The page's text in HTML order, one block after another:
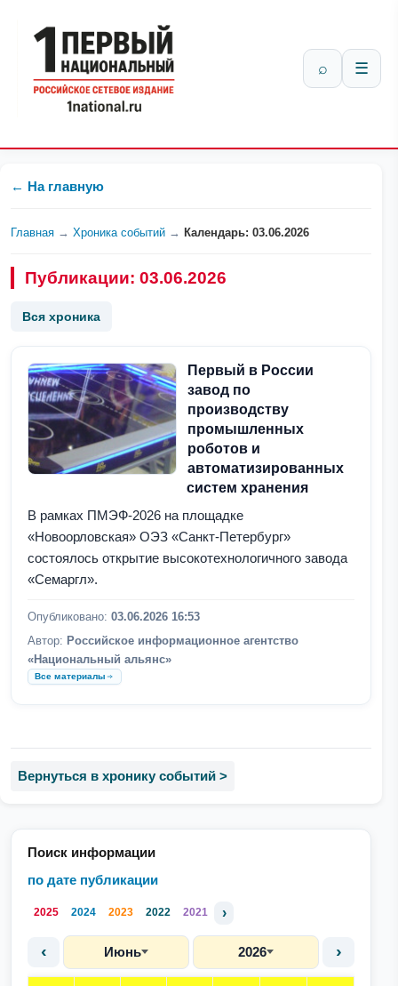
⌕ ☰
Поиск информации
по дате публикации
2025 2024 2023 2022 2021 ›
‹ Июнь 2026 ›
← На главную
Главная → Хроника событий → Календарь: 03.06.2026
Публикации: 03.06.2026
Вся хроника
Первый в России
завод по
производству
промышленных
роботов и
автоматизированных
систем хранения
В рамках ПМЭФ-2026 на площадке
«Новоорловская» ОЭЗ «Санкт-Петербург»
состоялось открытие высокотехнологичного завода
«Семаргл».
Опубликовано: 03.06.2026 16:53
Автор: Российское информационное агентство
«Национальный альянс»
Все материалы
Вернуться в хронику событий >